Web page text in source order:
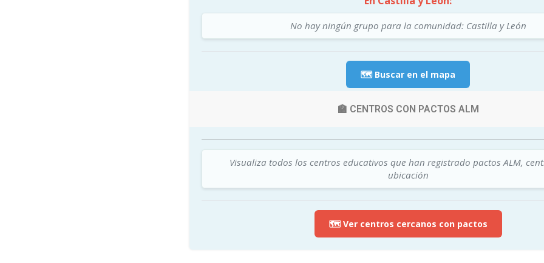
No hay ningún grupo para la comunidad: Castilla y León
🗺️ Buscar en el mapa
🏫 CENTROS CON PACTOS ALM
Visualiza todos los centros educativos que han registrado pactos ALM,
ubicación
🗺️ Ver centros cercanos con pactos